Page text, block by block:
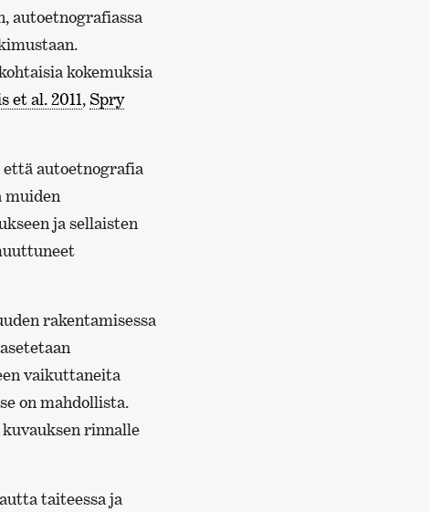
autoetnografiassa
kokemuksia
et al. 2011, Spry
autoetnografia
muiden
ja sellaisten
rakentamisessa
vaikuttaneita
on mahdollista.
rinnalle
taiteessa ja